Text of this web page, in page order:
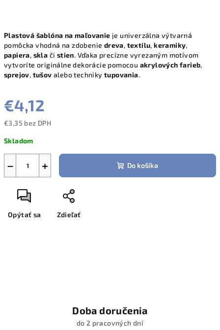
Plastová šablóna na maľovanie je univerzálna výtvarná
pomôcka vhodná na zdobenie dreva, textilu,keramiky,
papiera, skla či stien. Vďaka precízne vyrezaným motívom
vytvoríte originálne dekorácie pomocou akrylových farieb,
sprejov, tušov alebo technikytupovania.
€4,12
€3,35 bez DPH
cena:
Skladom
+
− Do košíka
Opýtať sa Zdieľať
Doba doručenia
do 2 pracovných dní